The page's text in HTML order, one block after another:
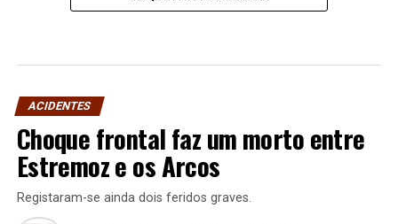
ACIDENTES
Choque frontal faz um morto entre
Estremoz e os Arcos
Registaram-se ainda dois feridos graves.